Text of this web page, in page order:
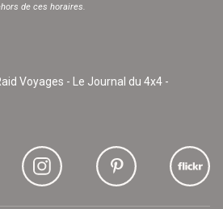
de ces horaires.
Voyages - Le Journal du 4x4 -